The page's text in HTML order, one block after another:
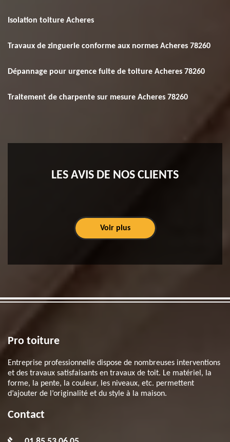
Isolation toiture Acheres
Travaux de zinguerie conforme aux normes Acheres 78260
Dépannage pour urgence fuite de toiture Acheres 78260
Traitement de charpente sur mesure Acheres 78260
LES AVIS DE NOS CLIENTS
Voir plus
Pro toiture
Entreprise professionnelle dispose de nombreuses interventions
et des travaux satisfaisants en travaux de toit. Le matériel, la
forme, la pente, la couleur, les niveaux, etc. permettent
d’ajouter de l’originalité et du style à la maison.
Contact